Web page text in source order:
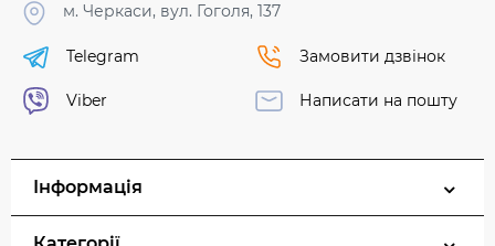
м. Черкаси, вул. Гоголя, 137
Telegram
Viber
Замовити дзвінок
Написати на пошту
Інформація